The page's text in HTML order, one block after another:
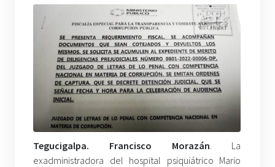
Tegucigalpa. Francisco Morazán . La
exadministradora del hospital psiquiátrico Mario